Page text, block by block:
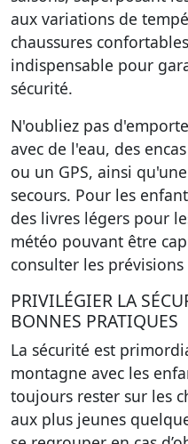
aux variations de
chaussures
indispensable pour
sécurité.
N'oubliez pas
avec de l'eau, des
ou un GPS, ainsi
secours. Pour les
des livres légers pour
météo pouvant être
consulter les
PRIVILÉGIER LA
BONNES PRATIQUES
La sécurité est
montagne avec les
toujours rester sur les
aux plus jeunes